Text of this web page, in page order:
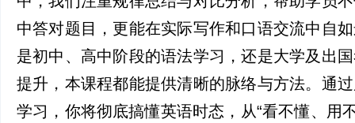
中答对题目，更能在实际写作和口语交流中自
是初中、高中阶段的语法学习，还是大学及出
提升，本课程都能提供清晰的脉络与方法。通
学习，你将彻底搞懂英语时态，从“看不懂、用